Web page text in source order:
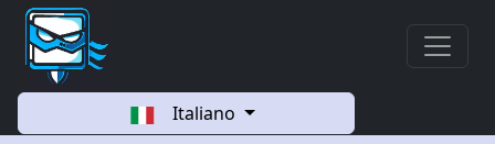
Italiano